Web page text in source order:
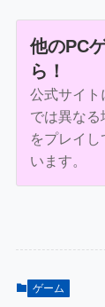
他のPC
ら！
公式サイト
では異なる
をプレイ
います。
ゲーム